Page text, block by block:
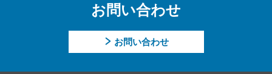
当社への個人情報の提供については本人の任意です。ただし、
的】に記載した業務ができない場合があります。
お問い合わせ
お問い合わせ